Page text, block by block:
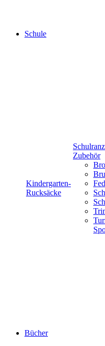
Schule
Kindergarten-
Rucksäcke
Zubehör
Bücher